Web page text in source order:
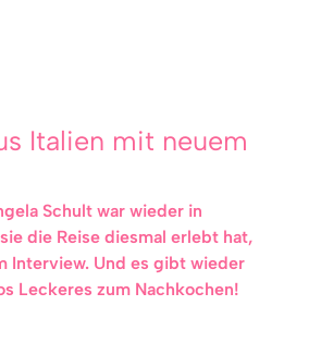
Italien mit neuem
Schult war wieder in
die Reise diesmal erlebt hat,
Interview. Und es gibt wieder
Leckeres zum Nachkochen!